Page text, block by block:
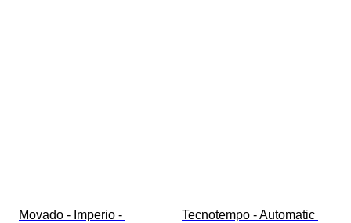
Movado - Imperio -
Tecnotempo - Automatic